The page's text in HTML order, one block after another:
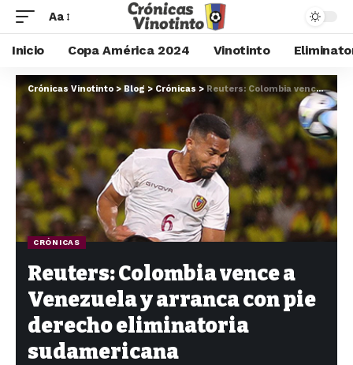
Aa
Inicio Copa América 2024 Vinotinto
Crónicas Vinotinto > Blog > Crónicas > Reuters: Colombia vence a Venezuela y arranca con pie derecho eliminatoria sudamericana
CRÓNICAS
Reuters: Colombia vence a
Venezuela y arranca con pie
derecho eliminatoria
sudamericana